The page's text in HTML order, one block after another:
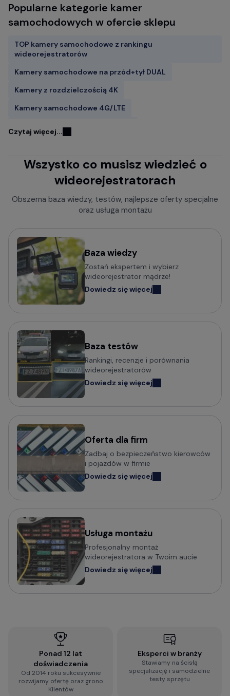
Popularne kategorie kamer
samochodowych w ofercie sklepu
TOP kamery samochodowe z rankingu
wideorejestratorów
Kamery samochodowe na przód+tył DUAL
Kamery z rozdzielczością 4K
Kamery samochodowe 4G/LTE
Kamery samochodowe FITCAMX
Wideorejestratory w lusterku wstecznym
Rejestratory jazdy z kamerą cofania
Kamery samochodowe z trybem parkingowym
Rejestratory trasy z czujnikiem ruchu
Mini kamery do samochodu - małe i dyskretne
Kamery samochodowe z obsługą komend głosowych
Wideorejestratory klasy Premium
Kamery samochodowe odczytujące tablice w nocy (z
Popularni producenci kamer
samochodowych
Wideorejestratory VIOFO
Wideorejestratory 70mai
Wideorejestratory FITCAMX
Wideorejestratory BlackVue
Wideorejestratory FineVu
Wideorejestratory MBG Line
Potrzebujesz porady w wyborze
wideorejestratora?
Sprawdź praktyczny poradnik o tym na co zwrócić
Wypełnij błyskawiczną ankietę i otrzymaj
spersonalizowaną rekomendację dopasowaną do
Twoich wymagań:
Czytaj więcej...
Wszystko co musisz wiedzieć o
wideorejestratorach
Obszerna baza wiedzy, testów, najlepsze oferty specjalne
oraz usługa montażu
Baza wiedzy
Zostań ekspertem i wybierz
wideorejestrator mądrze!
Dowiedz się więcej
Baza testów
Rankingi, recenzje i porównania
wideorejestratorów
Dowiedz się więcej
Oferta dla firm
Zadbaj o bezpieczeństwo kierowców
i pojazdów w firmie
Dowiedz się więcej
Usługa montażu
Profesjonalny montaż
wideorejestratora w Twoim aucie
Dowiedz się więcej
Ponad 12 lat
doświadczenia
Od 2014 roku sukcesywnie
rozwijamy ofertę oraz grono
Klientów
Eksperci w branży
Stawiamy na ścisłą
specjalizację i samodzielne
testy sprzętu